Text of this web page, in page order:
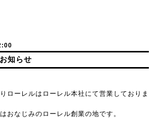
知らせ
ローレルはローレル本社にて営業しておりま
おなじみのローレル創業の地です。